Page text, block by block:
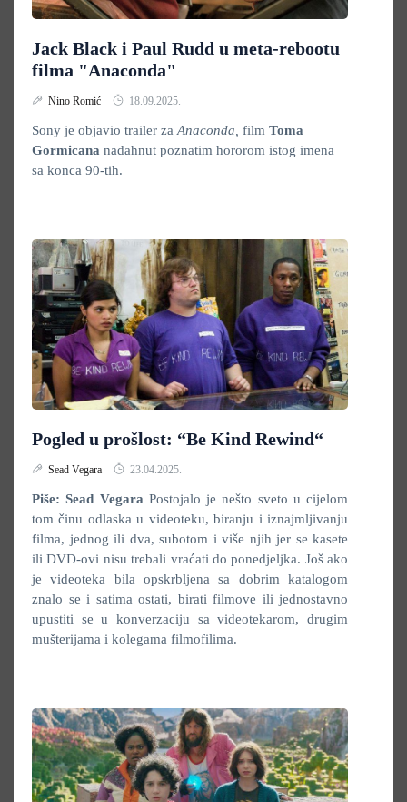
Jack Black i Paul Rudd u meta-rebootu
filma "Anaconda"
Nino Romić 18.09.2025.
Sony je objavio trailer za Anaconda, film Toma
Gormicana nadahnut poznatim hororom istog imena
sa konca 90-tih.
Pogled u prošlost: “Be Kind Rewind“
Sead Vegara 23.04.2025.
Piše: Sead Vegara Postojalo je nešto sveto u cijelom
tom činu odlaska u videoteku, biranju i iznajmljivanju
filma, jednog ili dva, subotom i više njih jer se kasete
ili DVD-ovi nisu trebali vraćati do ponedjeljka. Još ako
je videoteka bila opskrbljena sa dobrim katalogom
znalo se i satima ostati, birati filmove ili jednostavno
upustiti se u konverzaciju sa videotekarom, drugim
mušterijama i kolegama filmofilima.